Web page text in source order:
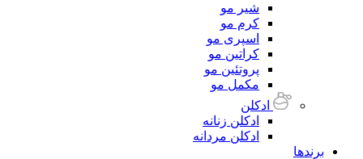
شیر مو
کرم مو
اسپری مو
کراتین مو
پروتئین مو
مکمل مو
ادکلن
ادکلن زنانه
ادکلن مردانه
برندها